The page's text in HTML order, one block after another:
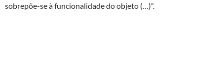
sobrepõe-se à funcionalidade do objeto (…)”.